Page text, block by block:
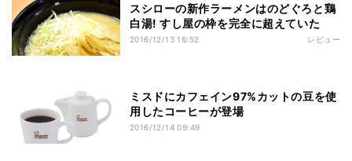
スシローの新作ラーメンはのどぐろと鶏
白湯! すし屋の枠を完全に超えていた
2016/12/13 16:52 レビュー
ミスドにカフェイン97%カットの豆を使
用したコーヒーが登場
2016/12/14 09:49